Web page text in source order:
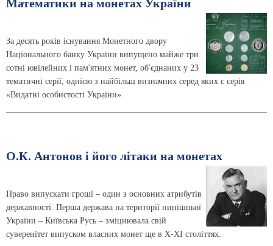
Математики на монетах України
За десять років існування Монетного двору
Національного банку України випущено майже три
сотні ювілейних і пам'ятних монет, об'єднаних у 23
тематичні серії, однією з найбільш визначних серед яких є серія
«Видатні особистості України».
О.К. Антонов і його літаки на монетах
Право випускати гроші – один з основних атрибутів
державності. Перша держава на території нинішньої
України – Київська Русь – зміцнювала свій
суверенітет випуском власних монет ще в X-XІ століттях.